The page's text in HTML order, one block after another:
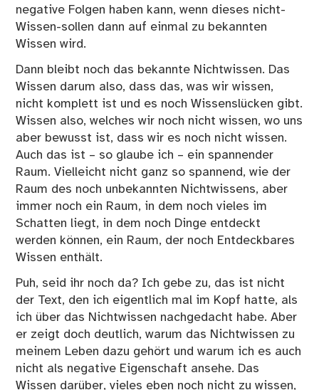
negative Folgen haben kann, wenn dieses nicht-
Wissen-sollen dann auf einmal zu bekannten
Wissen wird.
Dann bleibt noch das bekannte Nichtwissen. Das
Wissen darum also, dass das, was wir wissen,
nicht komplett ist und es noch Wissenslücken gibt.
Wissen also, welches wir noch nicht wissen, wo uns
aber bewusst ist, dass wir es noch nicht wissen.
Auch das ist – so glaube ich – ein spannender
Raum. Vielleicht nicht ganz so spannend, wie der
Raum des noch unbekannten Nichtwissens, aber
immer noch ein Raum, in dem noch vieles im
Schatten liegt, in dem noch Dinge entdeckt
werden können, ein Raum, der noch Entdeckbares
Wissen enthält.
Puh, seid ihr noch da? Ich gebe zu, das ist nicht
der Text, den ich eigentlich mal im Kopf hatte, als
ich über das Nichtwissen nachgedacht habe. Aber
er zeigt doch deutlich, warum das Nichtwissen zu
meinem Leben dazu gehört und warum ich es auch
nicht als negative Eigenschaft ansehe. Das
Wissen darüber, vieles eben noch nicht zu wissen,